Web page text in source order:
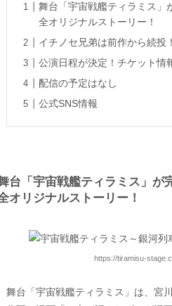
舞台「宇宙戦艦ティラミス」
全オリジナルストーリー！
イチノセ兄弟は前作から続投！
公演日程が決定！チケット情
配信の予定はなし
公式SNS情報
台「宇宙戦艦ティラミス」が
オリジナルストーリー！
https://tiramisu-
舞台「宇宙戦艦ティラミス」は、宮